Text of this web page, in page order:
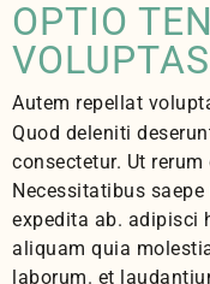
OPTIO
Autem repellat
Quod deleniti
consectetur. Ut
Necessitatibus
expedita ab. adipisci
aliquam quia
laborum. et